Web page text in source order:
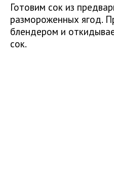
Готовим сок из
размороженных ягод.
блендером и
сок.